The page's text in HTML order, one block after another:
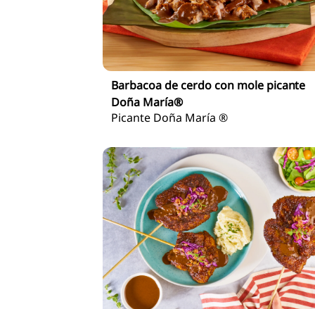
Barbacoa de cerdo con mole picante
Doña María®
Picante Doña María ®